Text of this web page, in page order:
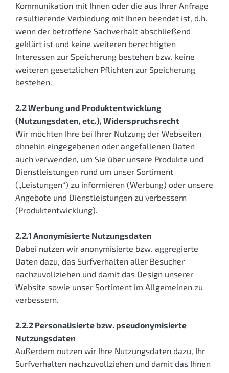
Kommunikation mit Ihnen oder die aus Ihrer Anfrage
resultierende Verbindung mit Ihnen beendet ist, d.h.
wenn der betroffene Sachverhalt abschließend
geklärt ist und keine weiteren berechtigten
Interessen zur Speicherung bestehen bzw. keine
weiteren gesetzlichen Pflichten zur Speicherung
bestehen.
2.2 Werbung und Produktentwicklung
(Nutzungsdaten, etc.), Widerspruchsrecht
Wir möchten Ihre bei Ihrer Nutzung der Webseiten
ohnehin eingegebenen oder angefallenen Daten
auch verwenden, um Sie über unsere Produkte und
Dienstleistungen rund um unser Sortiment
(„Leistungen“) zu informieren (Werbung) oder unsere
Angebote und Dienstleistungen zu verbessern
(Produktentwicklung).
2.2.1 Anonymisierte Nutzungsdaten
Dabei nutzen wir anonymisierte bzw. aggregierte
Daten dazu, das Surfverhalten aller Besucher
nachzuvollziehen und damit das Design unserer
Website sowie unser Sortiment im Allgemeinen zu
verbessern.
2.2.2 Personalisierte bzw. pseudonymisierte
Nutzungsdaten
Außerdem nutzen wir Ihre Nutzungsdaten dazu, Ihr
Surfverhalten nachzuvollziehen und damit das Ihnen